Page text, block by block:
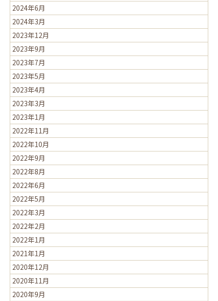
2024年6月
2024年3月
2023年12月
2023年9月
2023年7月
2023年5月
2023年4月
2023年3月
2023年1月
2022年11月
2022年10月
2022年9月
2022年8月
2022年6月
2022年5月
2022年3月
2022年2月
2022年1月
2021年1月
2020年12月
2020年11月
2020年9月